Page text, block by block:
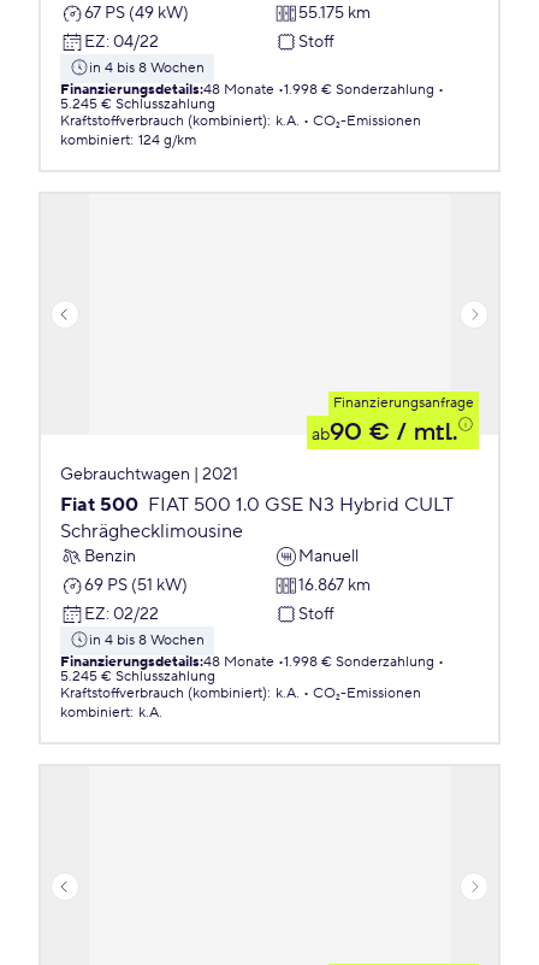
67 PS (49 kW)
55.175 km
EZ: 04/22 Stoff
in 4 bis 8 Wochen
Finanzierungsdetails:48 Monate 1.998 € Sonderzahlung
5.245 € Schlusszahlung
Kraftstoffverbrauch (kombiniert): k.A.
CO₂-Emissionen
kombiniert: 124 g/km
Finanzierungsanfrage
ab90 € / mtl.
Gebrauchtwagen | 2021
Fiat 500 FIAT 500 1.0 GSE N3 Hybrid CULT
Schräghecklimousine
Benzin
Manuell
69 PS (51 kW)
16.867 km
EZ: 02/22 Stoff
in 4 bis 8 Wochen
Finanzierungsdetails:48 Monate 1.998 € Sonderzahlung
5.245 € Schlusszahlung
Kraftstoffverbrauch (kombiniert): k.A.
CO₂-Emissionen
kombiniert: k.A.